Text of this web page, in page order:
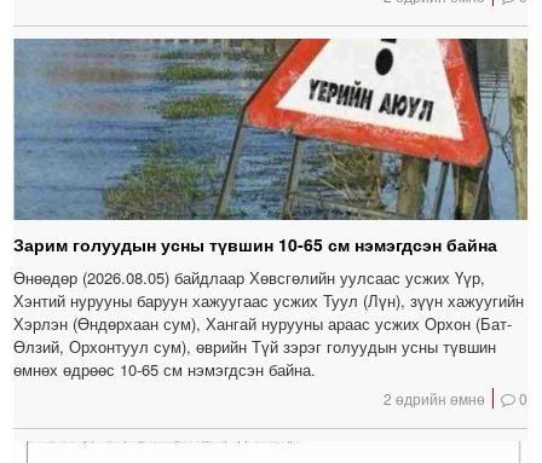
Зарим голуудын усны түвшин 10-65 см нэмэгдсэн байна
Өнөөдөр (2026.08.05) байдлаар Хөвсгөлийн уулсаас усжих Үүр,
Хэнтий нурууны баруун хажуугаас усжих Туул (Лүн), зүүн хажуугийн
Хэрлэн (Өндөрхаан сум), Хангай нурууны араас усжих Орхон (Бат-
Өлзий, Орхонтуул сум), өврийн Түй зэрэг голуудын усны түвшин
өмнөх өдрөөс 10-65 см нэмэгдсэн байна.
2 өдрийн өмнө 0